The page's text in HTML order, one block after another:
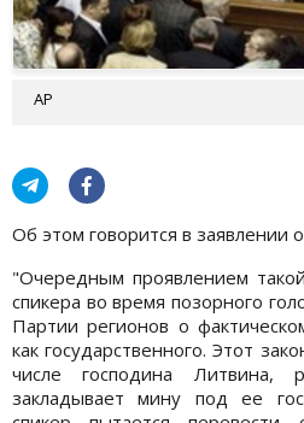
АР
Об этом говорится в заявлении
"Очередным проявлением
спикера во время позорного
Партии регионов о
как государственного. Этот
числе господина Литвина,
закладывает мину под ее